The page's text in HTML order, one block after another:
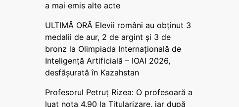
a mai emis alte acte
ULTIMĂ ORĂ Elevii români au obținut 3
medalii de aur, 2 de argint și 3 de
bronz la Olimpiada Internațională de
Inteligență Artificială – IOAI 2026,
desfășurată în Kazahstan
Profesorul Petruț Rizea: O profesoară a
luat nota 4.90 la Titularizare, iar după